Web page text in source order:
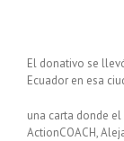
El donativo se
Ecuador en esa
una carta donde
ActionCOACH,